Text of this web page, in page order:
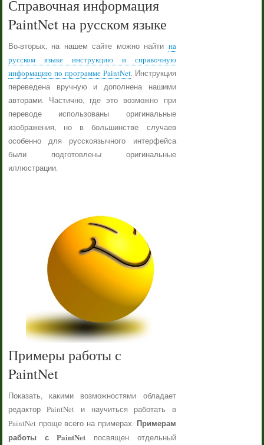
Справочная информация
PaintNet на русском языке
Во-вторых, на нашем сайте можно найти на
русском языке инструкцию и справочную
информацию по программе PaintNet. Инструкция
переведена вручную и дополнена нашими
авторами. Частично, где это возможно при
переводе использованы оригинальные
изображения, но в большинстве случаев
особенно для русскоязычного интерфейса
были подготовлены оригинальные
иллюстрации.
Примеры работы с
PaintNet
Показать, какими возможностями обладает
редактор PaintNet и научиться работать в
PaintNet проще всего на примерах. Примерам
работы с PaintNet посвящен отдельный